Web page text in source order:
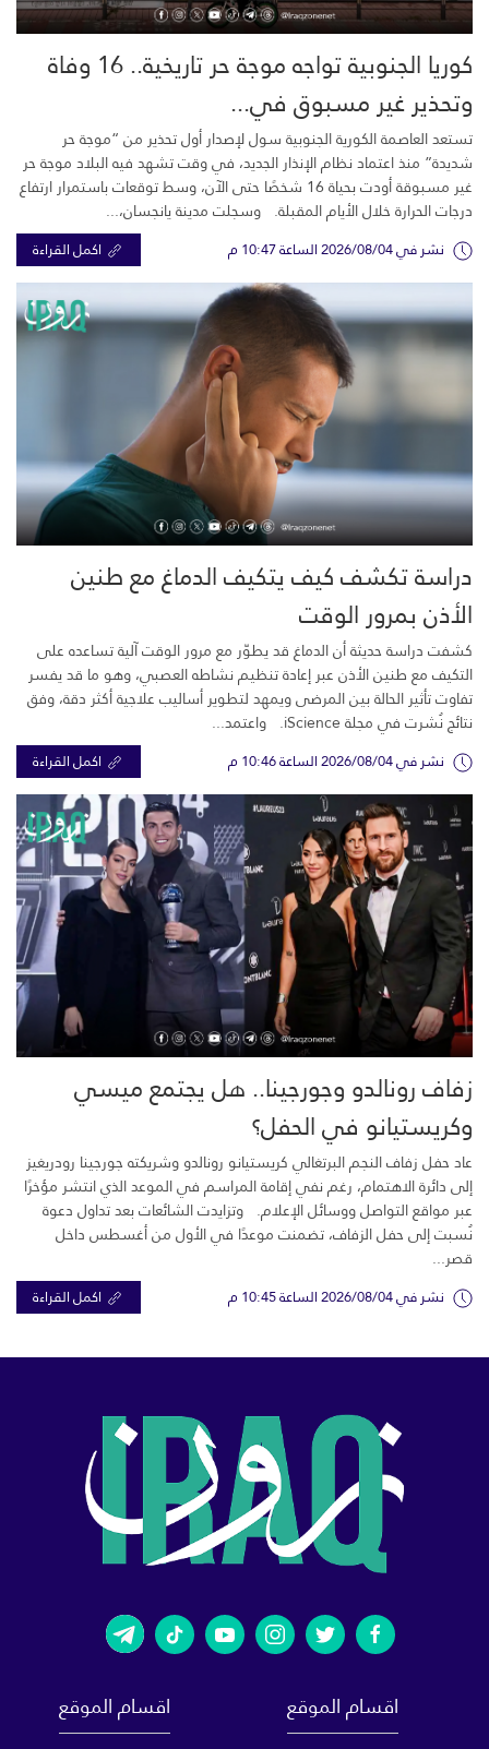
كوريا الجنوبية تواجه موجة حر تاريخية.. 16 وفاة
وتحذير غير مسبوق في...
تستعد العاصمة الكورية الجنوبية سول لإصدار أول تحذير من “موجة حر
شديدة” منذ اعتماد نظام الإنذار الجديد، في وقت تشهد فيه البلاد موجة حر
غير مسبوقة أودت بحياة 16 شخصًا حتى الآن، وسط توقعات باستمرار ارتفاع
درجات الحرارة خلال الأيام المقبلة. وسجلت مدينة يانجسان،...
نشر في 2026/08/04 الساعة 10:47 م اكمل القراءة
دراسة تكشف كيف يتكيف الدماغ مع طنين
الأذن بمرور الوقت
كشفت دراسة حديثة أن الدماغ قد يطوّر مع مرور الوقت آلية تساعده على
التكيف مع طنين الأذن عبر إعادة تنظيم نشاطه العصبي، وهو ما قد يفسر
تفاوت تأثير الحالة بين المرضى ويمهد لتطوير أساليب علاجية أكثر دقة، وفق
نتائج نُشرت في مجلة iScience. واعتمد...
نشر في 2026/08/04 الساعة 10:46 م اكمل القراءة
زفاف رونالدو وجورجينا.. هل يجتمع ميسي
وكريستيانو في الحفل؟
عاد حفل زفاف النجم البرتغالي كريستيانو رونالدو وشريكته جورجينا رودريغيز
إلى دائرة الاهتمام، رغم نفي إقامة المراسم في الموعد الذي انتشر مؤخرًا
عبر مواقع التواصل ووسائل الإعلام. وتزايدت الشائعات بعد تداول دعوة
نُسبت إلى حفل الزفاف، تضمنت موعدًا في الأول من أغسطس داخل
قصر...
نشر في 2026/08/04 الساعة 10:45 م اكمل القراءة
اقسام الموقع اقسام الموقع